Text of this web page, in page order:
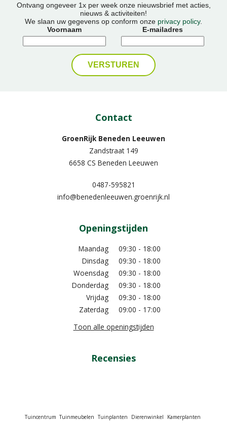
Ontvang ongeveer 1x per week onze nieuwsbrief met acties,
nieuws & activiteiten!
We slaan uw gegevens op conform onze privacy policy.
Voornaam
E-mailadres
Contact
GroenRijk Beneden Leeuwen​
Zandstraat 149
6658 CS Beneden Leeuwen
0487-595821
info@benedenleeuwen.groenrijk.nl
Openingstijden
Maandag
09:30 - 18:00
Dinsdag
09:30 - 18:00
Woensdag
09:30 - 18:00
Donderdag
09:30 - 18:00
Vrijdag
09:30 - 18:00
Zaterdag
09:00 - 17:00
Toon alle openingstijden
Recensies
Tuincentrum Tuinmeubelen Tuinplanten Dierenwinkel Kamerplanten